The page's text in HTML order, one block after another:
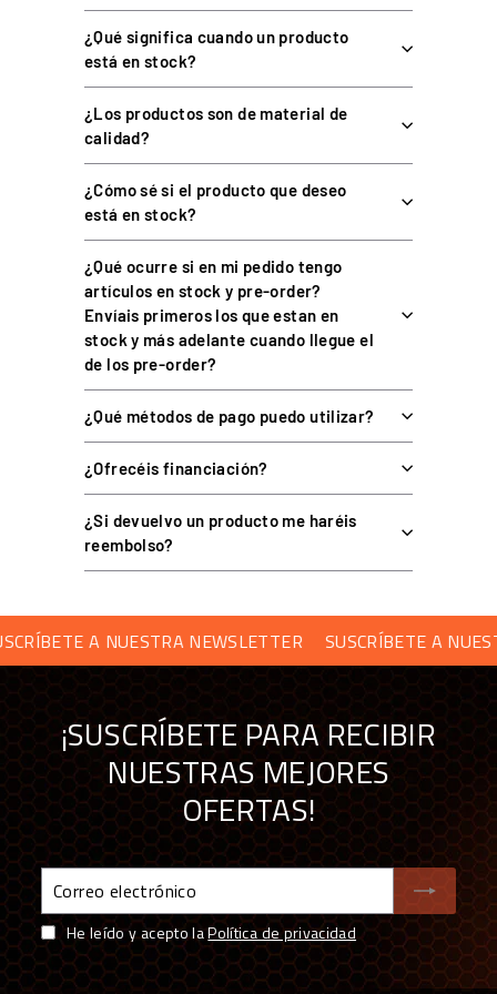
ESPECIFICACIONES TÉCNICAS DEL
SOPORTE DE MONITOR SUPERIOR F-GT
DETALLE
para cockpit
Compatibilidad
Cockpit Next Level Racing F-
GT Elite (gris carbón)
Tamaño de pantalla
Montaje VESA 75x75 mm y 100x100 mm
Inclinación y ángulo
Instalación
Material
COMPATIBILIDAD
Cockpit:diseñado para el Next Level Racing F-GT Elite en
gris carbón (se vende por separado).
Pantallas: monitores de hasta 32" con soporte VESA 75x75 /
100x100 mm.
Recomendado para: quienes integran software adicional
como telemetría, OBS o clasificatorias en tiempo real.
PREGUNTAS FRECUENTES
¿Qué significa cuando un producto
está en stock?
¿Los productos son de material de
calidad?
¿Cómo sé si el producto que deseo
está en stock?
¿Qué ocurre si en mi pedido tengo
artículos en stock y pre-order?
Envíais primeros los que estan en
stock y más adelante cuando llegue el
de los pre-order?
¿Qué métodos de pago puedo utilizar?
¿Ofrecéis financiación?
¿Si devuelvo un producto me haréis
reembolso?
A NUESTRA NEWSLETTER SUSCRÍBETE A
¡SUSCRÍBETE PARA RECIBIR
NUESTRAS MEJORES
OFERTAS!
Correo
electrónico
He leído y acepto laPolítica de privacidad